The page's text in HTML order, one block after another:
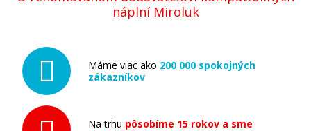
Kompatibilný toner
náplní Miroluk
Máme viac ako 200 000 spokojných
zákazníkov
Na trhu pôsobíme 15 rokov a sme